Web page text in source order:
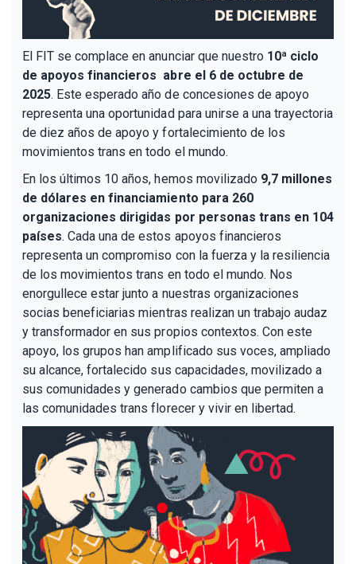
El FIT se complace en anunciar que nuestro 10ª ciclo
de apoyos financieros abre el 6 de octubre de
2025. Este esperado año de concesiones de apoyo
representa una oportunidad para unirse a una trayectoria
de diez años de apoyo y fortalecimiento de los
movimientos trans en todo el mundo.
En los últimos 10 años, hemos movilizado 9,7 millones
de dólares en financiamiento para 260
organizaciones dirigidas por personas trans en 104
países. Cada una de estos apoyos financieros
representa un compromiso con la fuerza y la resiliencia
de los movimientos trans en todo el mundo. Nos
enorgullece estar junto a nuestras organizaciones
socias beneficiarias mientras realizan un trabajo audaz
y transformador en sus propios contextos. Con este
apoyo, los grupos han amplificado sus voces, ampliado
su alcance, fortalecido sus capacidades, movilizado a
sus comunidades y generado cambios que permiten a
las comunidades trans florecer y vivir en libertad.